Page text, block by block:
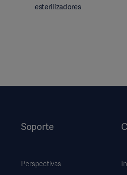
esterilizadores
Soporte
Perspectivas